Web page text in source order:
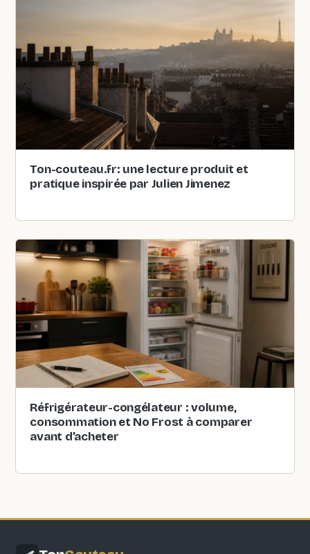
Ton-couteau.fr: une lecture produit et
pratique inspirée par Julien Jimenez
Réfrigérateur-congélateur : volume,
consommation et No Frost à comparer
avant d’acheter